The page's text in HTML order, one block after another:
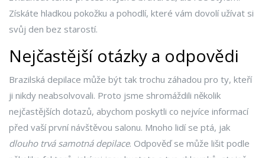
Získáte hladkou pokožku a pohodlí, které vám dovolí užívat si
svůj den bez starostí.
Nejčastější otázky a odpovědi
Brazilská depilace může být tak trochu záhadou pro ty, kteří
ji nikdy neabsolvovali. Proto jsme shromáždili několik
nejčastějších dotazů, abychom poskytli co nejvíce informací
před vaší první návštěvou salonu. Mnoho lidí se ptá, jak
dlouho trvá samotná depilace. Odpověď se může lišit podle